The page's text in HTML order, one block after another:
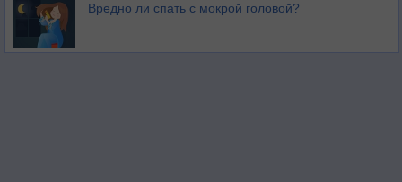
Вредно ли спать с мокрой головой?